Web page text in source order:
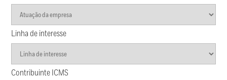
Linha de interesse
Contribuinte ICMS